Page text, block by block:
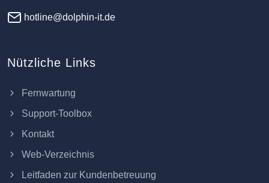
hotline@dolphin-it.de
Nützliche Links
Fernwartung
Support-Toolbox
Kontakt
Web-Verzeichnis
Leitfaden zur Kundenbetreuung